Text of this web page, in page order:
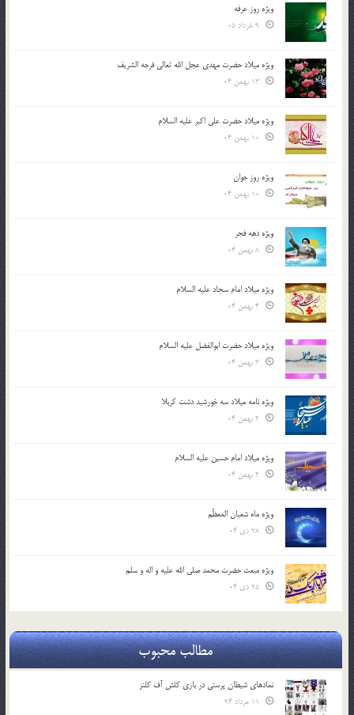
ویژه روز عرفه
ویژه میلاد حضرت مهدی عجل الله تعالی فرجه الشريف
ویژه میلاد حضرت علی اکبر علیه السلام
ویژه روز جوان
ویژه دهه فجر
ویژه میلاد امام سجاد علیه السلام
ویژه میلاد حضرت ابوالفضل علیه السلام
ویژه نامه میلاد سه خورشید دشت کربلا
ویژه میلاد امام حسین علیه السلام
ویژه ماه شعبان المعظّم
ویژه مبعث حضرت محمد صلی الله علیه و اله و سلم
مطالب محبوب
نمادهای شیطان پرستی در بازی کلش آف کلنز